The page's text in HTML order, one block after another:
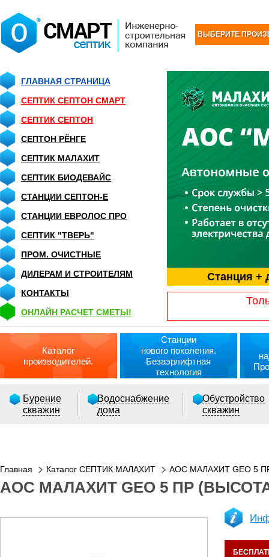
ВЫБЕРИТЕ
ГЛАВНАЯ СТРАНИЦА
СЕПТИК СЕПТОН СМАРТ
СЕПТИК CЕПТОН
СЕПТОН РЁНГЕ
СЕПТИК МАЛАХИТ
СЕПТИК БИОДЕВАЙС
СТАНЦИИ СЕПТОН-Е
СТАНЦИИ ЕВРОЛОС ПРО
СЕПТИК "ТВЕРЬ"
ПРОМ. ОЧИСТНЫЕ
ДИЛЕРАМ И СТРОИТЕЛЯМ
КОНТАКТЫ
ОНЛАЙН РАСЧЕТ СМЕТЫ!
Станция +
Каталог
производителей.
Станции
нового поколения.
Безаэрлифтная
технология
Бурение
скважин
Водоснабжение
дома
Обустройство
скважин
Главная Каталог СЕПТИК МАЛАХИТ АОС МАЛАХИТ GEO 5
АОС МАЛАХИТ GEO 5 ПР (ВЫСОТА